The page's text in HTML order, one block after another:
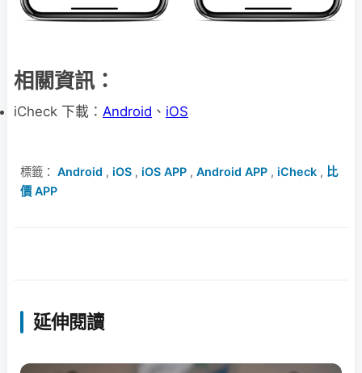
相關資訊：
iCheck 下載： Android 、 iOS
標籤： Android , iOS , iOS APP , Android APP , iCheck , 比
價 APP
延伸閱讀